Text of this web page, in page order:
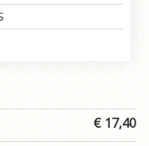
€ 17,40